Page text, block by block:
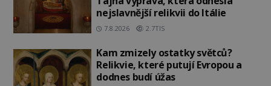
nejslavnější relikvii do Itálie
7.8.2026 2.7TIS
Kam zmizely ostatky světců?
Relikvie, které putují Evropou a
dodnes budí úžas